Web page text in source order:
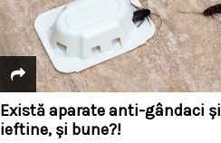
Există aparate anti-gândaci și
ieftine, și bune?!